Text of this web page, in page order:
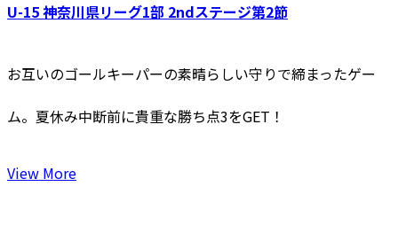
U-15 神奈川県リーグ1部 2ndステージ第2節
お互いのゴールキーパーの素晴らしい守りで締まったゲー
ム。夏休み中断前に貴重な勝ち点3をGET！
View More